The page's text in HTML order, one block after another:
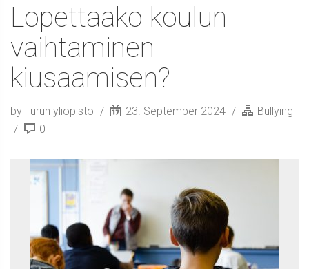
Lopettaako koulun
vaihtaminen
kiusaamisen?
by Turun yliopisto 23. September 2024
Bullying
0